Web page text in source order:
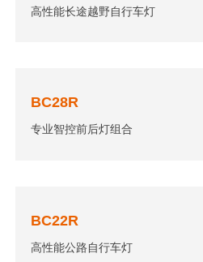
高性能长途越野自行车灯
BC28R
专业智控前后灯组合
BC22R
高性能公路自行车灯